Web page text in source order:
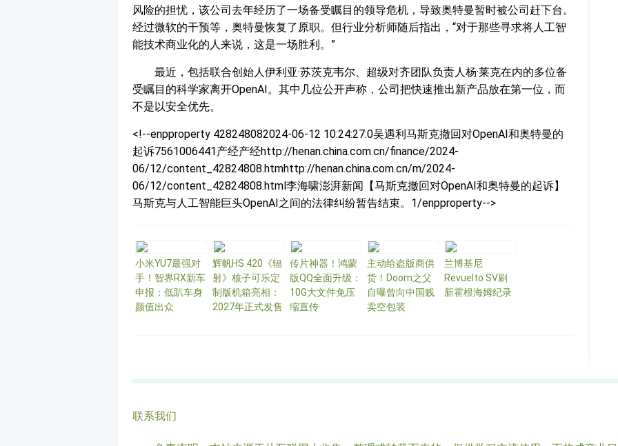
风险的担忧，该公司去年经历了一场备受瞩目的领导危机，导致奥特曼暂时被公司赶下台。
经过微软的干预等，奥特曼恢复了原职。但行业分析师随后指出，“对于那些寻求将人工智
能技术商业化的人来说，这是一场胜利。”
最近，包括联合创始人伊利亚·苏茨克韦尔、超级对齐团队负责人杨·莱克在内的多位备
受瞩目的科学家离开OpenAI。其中几位公开声称，公司把快速推出新产品放在第一位，而
不是以安全优先。
<!--enpproperty 428248082024-06-12 10:24:27:0吴遇利马斯克撤回对OpenAI和奥特曼的
起诉7561006441产经产经http://henan.china.com.cn/finance/2024-
06/12/content_42824808.htmhttp://henan.china.com.cn/m/2024-
06/12/content_42824808.html李海啸澎湃新闻【马斯克撤回对OpenAI和奥特曼的起诉】
马斯克与人工智能巨头OpenAI之间的法律纠纷暂告结束。1/enpproperty-->
小米YU7最强对
手！智界RX新车
申报：低趴车身
颜值出众
辉帆HS 420《辐
射》核子可乐定
制版机箱亮相：
2027年正式发售
传片神器！鸿蒙
版QQ全面升级：
10G大文件免压
缩直传
主动给盗版商供
货！Doom之父
自曝曾向中国贱
卖空包装
兰博基尼
Revuelto SV刷
新霍根海姆纪录
联系我们